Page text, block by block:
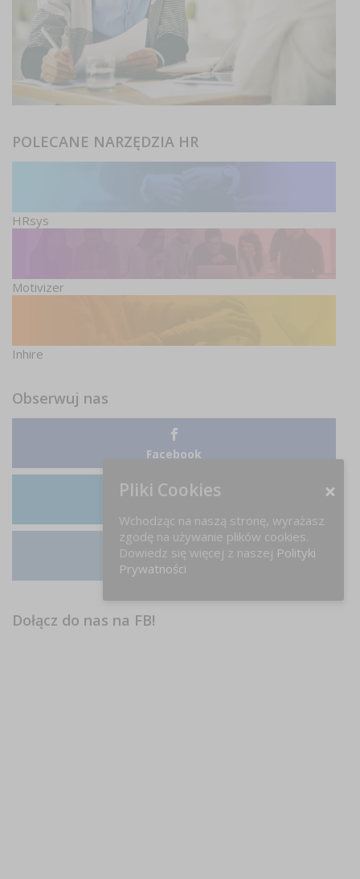
POLECANE NARZĘDZIA HR
HRsys
Motivizer
Inhire
Obserwuj nas
Facebook
Instagram
Dołącz do nas na FB!
Pliki Cookies
Wchodząc na naszą stronę, wyrażasz
zgodę na używanie plików cookies.
Dowiedz się więcej z naszej Polityki
Prywatności